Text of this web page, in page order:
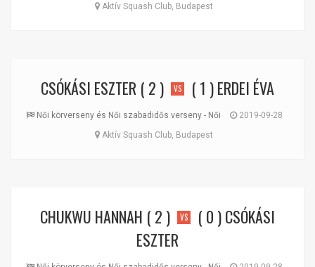
Aktív Squash Club, Budapest
CSÓKÁSI ESZTER ( 2 ) VS ( 1 )ERDEI ÉVA
Női körverseny és Női szabadidős verseny - Női
2019-09-28
Aktív Squash Club, Budapest
CHUKWU HANNAH ( 2 ) VS ( 0 )CSÓKÁSI
ESZTER